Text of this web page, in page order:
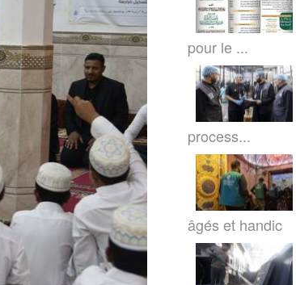
pour le ...
process...
âgés et handic